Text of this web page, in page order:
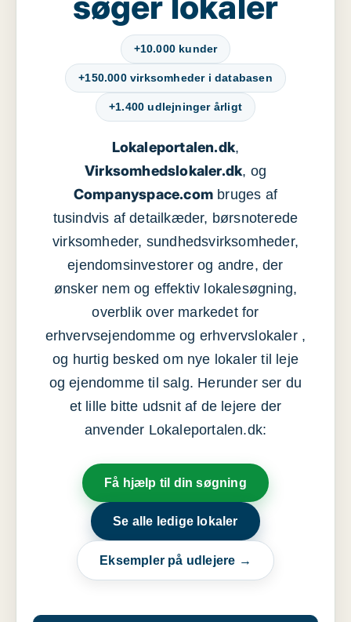
+10.000 kunder
+150.000 virksomheder i databasen
+1.400 udlejninger årligt
Lokaleportalen.dk,
Virksomhedslokaler.dk, og
Companyspace.com bruges af
tusindvis af detailkæder, børsnoterede
virksomheder, sundhedsvirksomheder,
ejendomsinvestorer og andre, der
ønsker nem og effektiv lokalesøgning,
overblik over markedet for
erhvervsejendomme og erhvervslokaler ,
og hurtig besked om nye lokaler til leje
og ejendomme til salg. Herunder ser du
et lille bitte udsnit af de lejere der
anvender Lokaleportalen.dk:
Få hjælp til din søgning
Se alle ledige lokaler
Eksempler på udlejere →